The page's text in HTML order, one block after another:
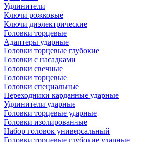
Удлинители
Ключи рожковые
Ключи диэлектрические
Головки торцевые
Адаптеры ударные
Головки торцевые глубокие
Головки с насадками
Головки свечные
Головки торцевые
Головки специальные
Переходники карданные ударные
Удлинители ударные
Головки торцевые ударные
Головки изолированные
Набор головок универсальный
Головки торцевые глубокие ударные